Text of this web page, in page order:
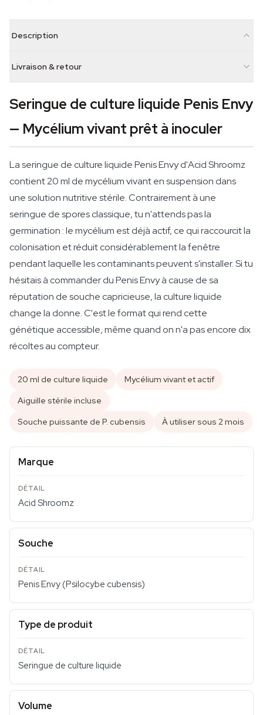
Description
Livraison & retour
Seringue de culture liquide Penis Envy
— Mycélium vivant prêt à inoculer
La seringue de culture liquide Penis Envy d'Acid Shroomz
contient 20 ml de mycélium vivant en suspension dans
une solution nutritive stérile. Contrairement à une
seringue de spores classique, tu n'attends pas la
germination : le mycélium est déjà actif, ce qui raccourcit la
colonisation et réduit considérablement la fenêtre
pendant laquelle les contaminants peuvent s'installer. Si tu
hésitais à commander du Penis Envy à cause de sa
réputation de souche capricieuse, la culture liquide
change la donne. C'est le format qui rend cette
génétique accessible, même quand on n'a pas encore dix
récoltes au compteur.
20 ml de culture liquide
Mycélium vivant et actif
Aiguille stérile incluse
Souche puissante de P. cubensis
À utiliser sous 2 mois
Marque
Acid Shroomz
Souche
Penis Envy (Psilocybe cubensis)
Type de produit
Seringue de culture liquide
Volume